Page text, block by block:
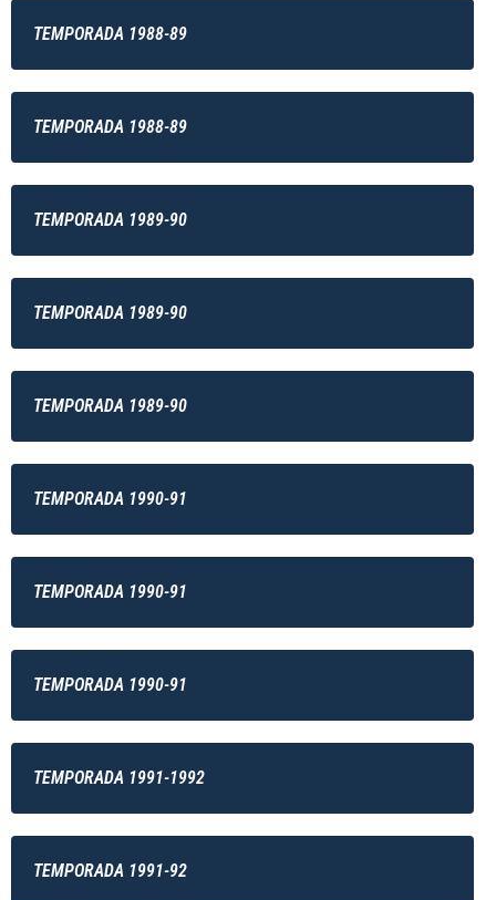
TEMPORADA 1988-89
TEMPORADA 1988-89
TEMPORADA 1989-90
TEMPORADA 1989-90
TEMPORADA 1989-90
TEMPORADA 1990-91
TEMPORADA 1990-91
TEMPORADA 1990-91
TEMPORADA 1991-1992
TEMPORADA 1991-92